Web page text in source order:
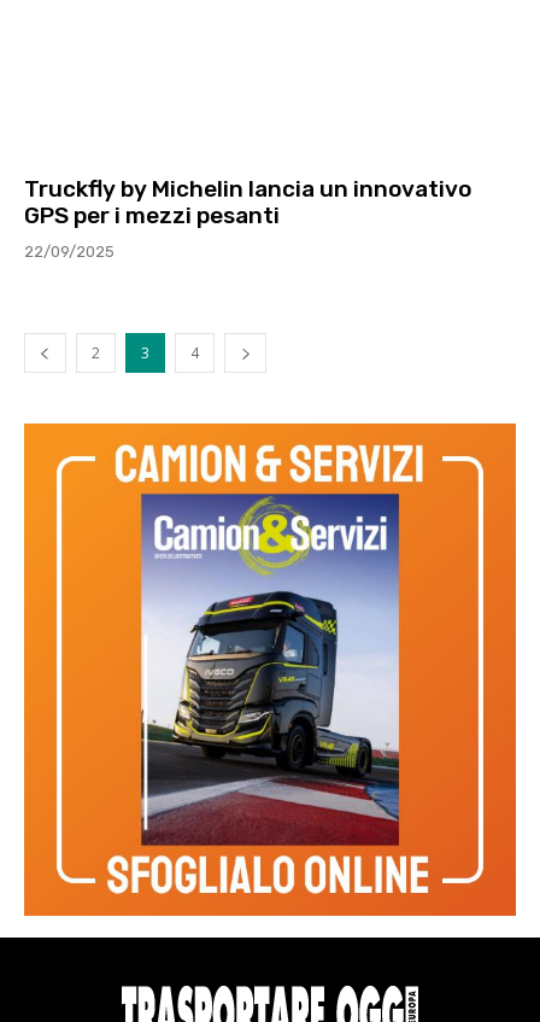
Truckfly by Michelin lancia un innovativo
GPS per i mezzi pesanti
22/09/2025
2 3 4